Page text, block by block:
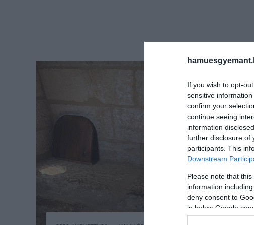
If you wish to opt-
sensitive
confirm your
continue seeing
information
further disclosure of
participants. This
Downstream
Please note that
information
deny consent to
in below Google